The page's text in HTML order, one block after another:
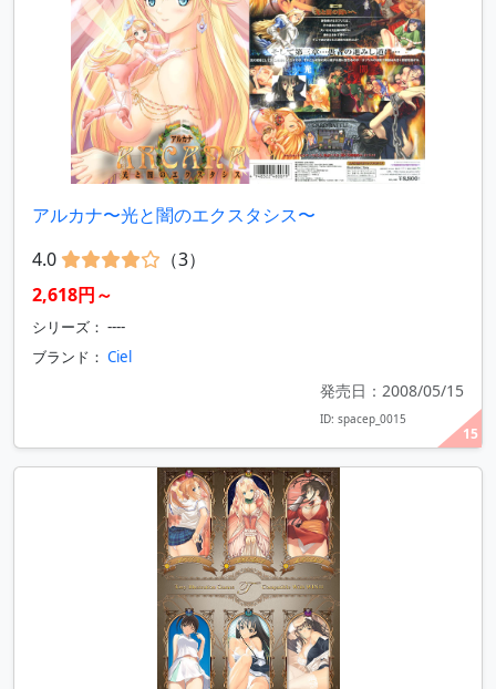
15
アルカナ〜光と闇のエクスタシス〜
4.0
（3）
2,618円～
シリーズ： ----
ブランド： Ciel
発売日：2008/05/15
ID: spacep_0015